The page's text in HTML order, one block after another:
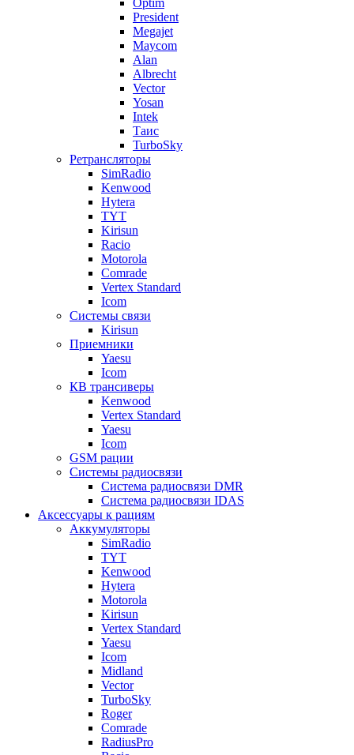
President
Megajet
Maycom
Alan
Albrecht
Vector
Yosan
Intek
Таис
TurboSky
Ретрансляторы
SimRadio
Kenwood
Hytera
TYT
Kirisun
Racio
Motorola
Comrade
Vertex Standard
Icom
Системы связи
Kirisun
Приемники
Yaesu
Icom
КВ трансиверы
Kenwood
Vertex Standard
Yaesu
Icom
GSM рации
Системы радиосвязи
Система радиосвязи DMR
Система радиосвязи IDAS
Аксессуары к рациям
Аккумуляторы
SimRadio
TYT
Kenwood
Hytera
Motorola
Kirisun
Vertex Standard
Yaesu
Icom
Midland
Vector
TurboSky
Roger
Comrade
RadiusPro